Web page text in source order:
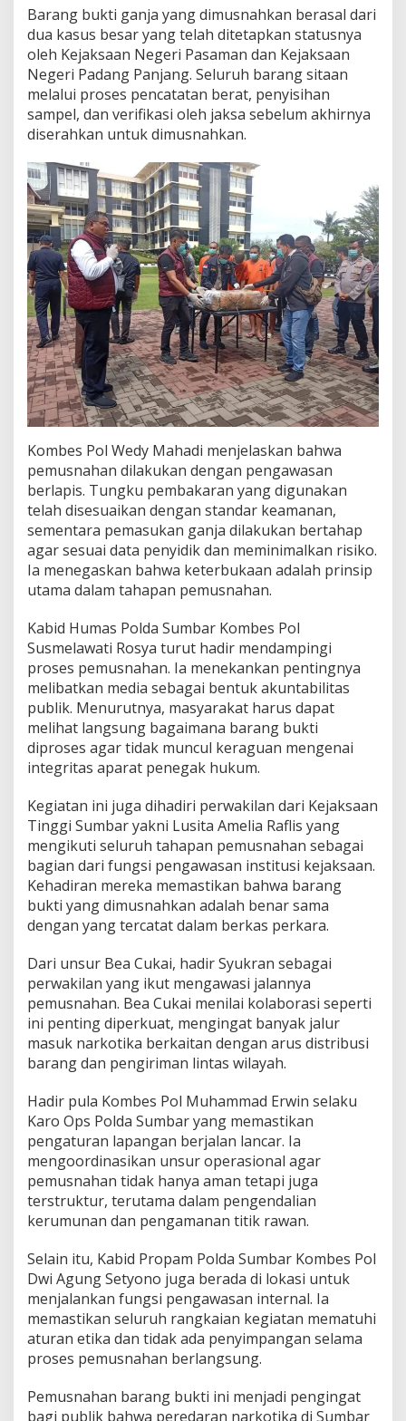
Barang bukti ganja yang dimusnahkan berasal dari
dua kasus besar yang telah ditetapkan statusnya
oleh Kejaksaan Negeri Pasaman dan Kejaksaan
Negeri Padang Panjang. Seluruh barang sitaan
melalui proses pencatatan berat, penyisihan
sampel, dan verifikasi oleh jaksa sebelum akhirnya
diserahkan untuk dimusnahkan.
Kombes Pol Wedy Mahadi menjelaskan bahwa
pemusnahan dilakukan dengan pengawasan
berlapis. Tungku pembakaran yang digunakan
telah disesuaikan dengan standar keamanan,
sementara pemasukan ganja dilakukan bertahap
agar sesuai data penyidik dan meminimalkan risiko.
Ia menegaskan bahwa keterbukaan adalah prinsip
utama dalam tahapan pemusnahan.
Kabid Humas Polda Sumbar Kombes Pol
Susmelawati Rosya turut hadir mendampingi
proses pemusnahan. Ia menekankan pentingnya
melibatkan media sebagai bentuk akuntabilitas
publik. Menurutnya, masyarakat harus dapat
melihat langsung bagaimana barang bukti
diproses agar tidak muncul keraguan mengenai
integritas aparat penegak hukum.
Kegiatan ini juga dihadiri perwakilan dari Kejaksaan
Tinggi Sumbar yakni Lusita Amelia Raflis yang
mengikuti seluruh tahapan pemusnahan sebagai
bagian dari fungsi pengawasan institusi kejaksaan.
Kehadiran mereka memastikan bahwa barang
bukti yang dimusnahkan adalah benar sama
dengan yang tercatat dalam berkas perkara.
Dari unsur Bea Cukai, hadir Syukran sebagai
perwakilan yang ikut mengawasi jalannya
pemusnahan. Bea Cukai menilai kolaborasi seperti
ini penting diperkuat, mengingat banyak jalur
masuk narkotika berkaitan dengan arus distribusi
barang dan pengiriman lintas wilayah.
Hadir pula Kombes Pol Muhammad Erwin selaku
Karo Ops Polda Sumbar yang memastikan
pengaturan lapangan berjalan lancar. Ia
mengoordinasikan unsur operasional agar
pemusnahan tidak hanya aman tetapi juga
terstruktur, terutama dalam pengendalian
kerumunan dan pengamanan titik rawan.
Selain itu, Kabid Propam Polda Sumbar Kombes Pol
Dwi Agung Setyono juga berada di lokasi untuk
menjalankan fungsi pengawasan internal. Ia
memastikan seluruh rangkaian kegiatan mematuhi
aturan etika dan tidak ada penyimpangan selama
proses pemusnahan berlangsung.
Pemusnahan barang bukti ini menjadi pengingat
bagi publik bahwa peredaran narkotika di Sumbar